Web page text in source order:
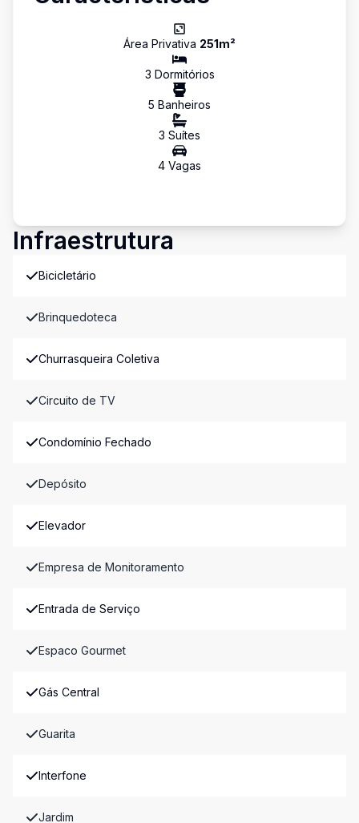
Área Privativa 251m²
3 Dormitórios
5 Banheiros
3 Suítes
4 Vagas
Infraestrutura
Bicicletário
Brinquedoteca
Churrasqueira Coletiva
Circuito de TV
Condomínio Fechado
Depósito
Elevador
Empresa de Monitoramento
Entrada de Serviço
Espaco Gourmet
Gás Central
Guarita
Interfone
Jardim